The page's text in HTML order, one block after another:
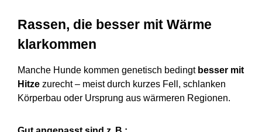
Rassen, die besser mit Wärme
klarkommen
Manche Hunde kommen genetisch bedingt besser mit
Hitze zurecht – meist durch kurzes Fell, schlanken
Körperbau oder Ursprung aus wärmeren Regionen.